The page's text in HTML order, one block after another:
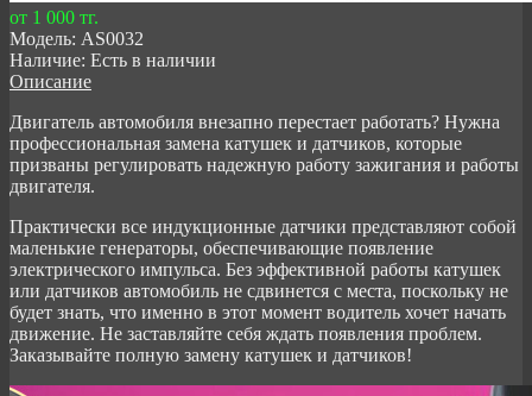
от 1 000 тг.
Модель: AS0032
Наличие: Есть в наличии
Описание
Двигатель автомобиля внезапно перестает работать? Нужна
профессиональная замена катушек и датчиков, которые
призваны регулировать надежную работу зажигания и работы
двигателя.
Практически все индукционные датчики представляют собой
маленькие генераторы, обеспечивающие появление
электрического импульса. Без эффективной работы катушек
или датчиков автомобиль не сдвинется с места, поскольку не
будет знать, что именно в этот момент водитель хочет начать
движение. Не заставляйте себя ждать появления проблем.
Заказывайте полную замену катушек и датчиков!